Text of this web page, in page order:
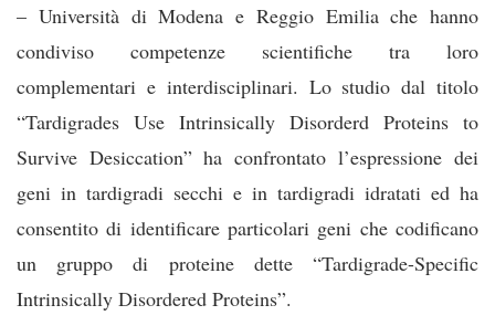
– Università di Modena e Reggio Emilia che hanno
condiviso competenze scientifiche tra loro
complementari e interdisciplinari. Lo studio dal titolo
“Tardigrades Use Intrinsically Disorderd Proteins to
Survive Desiccation” ha confrontato l’espressione dei
geni in tardigradi secchi e in tardigradi idratati ed ha
consentito di identificare particolari geni che codificano
un gruppo di proteine dette “Tardigrade-Specific
Intrinsically Disordered Proteins”.